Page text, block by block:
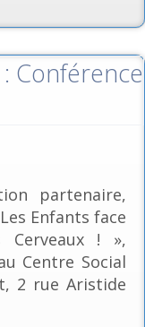
Conférence
partenaire,
Enfants face
Cerveaux ! »,
Centre Social
2 rue Aristide